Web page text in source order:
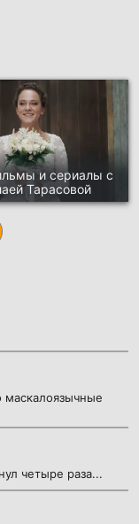
и сериалы с
Тарасовой
маскалоязычные
четыре раза...